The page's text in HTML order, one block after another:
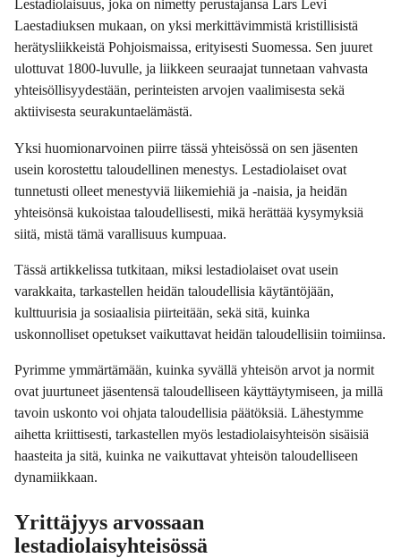
Lestadiolaisuus, joka on nimetty perustajansa Lars Levi
Laestadiuksen mukaan, on yksi merkittävimmistä kristillisistä
herätysliikkeistä Pohjoismaissa, erityisesti Suomessa. Sen juuret
ulottuvat 1800-luvulle, ja liikkeen seuraajat tunnetaan vahvasta
yhteisöllisyydestään, perinteisten arvojen vaalimisesta sekä
aktiivisesta seurakuntaelämästä.
Yksi huomionarvoinen piirre tässä yhteisössä on sen jäsenten
usein korostettu taloudellinen menestys. Lestadiolaiset ovat
tunnetusti olleet menestyviä liikemiehiä ja -naisia, ja heidän
yhteisönsä kukoistaa taloudellisesti, mikä herättää kysymyksiä
siitä, mistä tämä varallisuus kumpuaa.
Tässä artikkelissa tutkitaan, miksi lestadiolaiset ovat usein
varakkaita, tarkastellen heidän taloudellisia käytäntöjään,
kulttuurisia ja sosiaalisia piirteitään, sekä sitä, kuinka
uskonnolliset opetukset vaikuttavat heidän taloudellisiin toimiinsa.
Pyrimme ymmärtämään, kuinka syvällä yhteisön arvot ja normit
ovat juurtuneet jäsentensä taloudelliseen käyttäytymiseen, ja millä
tavoin uskonto voi ohjata taloudellisia päätöksiä. Lähestymme
aihetta kriittisesti, tarkastellen myös lestadiolaisyhteisön sisäisiä
haasteita ja sitä, kuinka ne vaikuttavat yhteisön taloudelliseen
dynamiikkaan.
Yrittäjyys arvossaan
lestadiolaisyhteisössä